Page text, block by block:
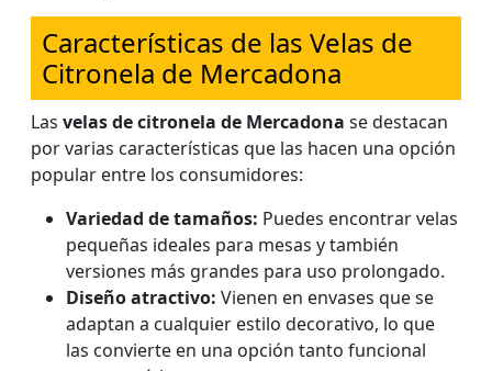
Características de las Velas de
Citronela de Mercadona
Las velas de citronela de Mercadona se destacan
por varias características que las hacen una opción
popular entre los consumidores:
Variedad de tamaños: Puedes encontrar velas
pequeñas ideales para mesas y también
versiones más grandes para uso prolongado.
Diseño atractivo: Vienen en envases que se
adaptan a cualquier estilo decorativo, lo que
las convierte en una opción tanto funcional